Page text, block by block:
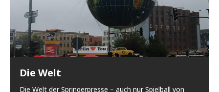
Die Welt
Die Welt der Springerpresse – auch nur Spielball von